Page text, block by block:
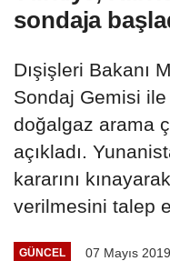
sondaja
Dışişleri Bakanı
Sondaj Gemisi ile
doğalgaz arama
açıkladı.
kararını
verilmesini talep
GÜNCEL 07 Mayıs